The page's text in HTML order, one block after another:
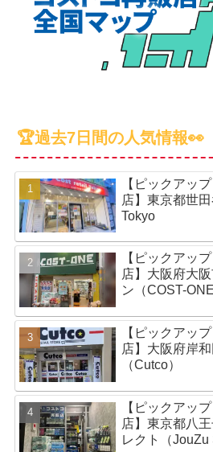
🏆過去7日間の人気情報👀
【ピックアッ
店】東京都世
Tokyo
【ピックアッ
店】大阪府大
ン（COST-ONE
【ピックアッ
店】大阪府岸
（Cutco）
【ピックアッ
店】東京都八
レクト（JouZu